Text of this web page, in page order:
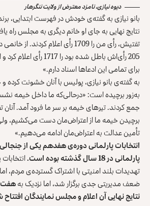
دیوه نیازی، نامزد معترض از ولایت ننگرهار
بانو نیازی به گفته‌ی خودش در فهرست ابتدایی،
نتایج نهایی به جای او خانم دیگری به مجلس راه
تفتیش، رأی من را 1709 رأی اعلام
205 رأی‌اش باطل شده بود
برای تمامی این ادعاها اسناد دارم.»
به گفته‌ی بانو نیازی، پولیس با آنان خشونت کرده
به‌زور برچیده است: «در‌حالی‌که ما داخل خیمه
جمع کردند. تیرهای خیمه بر سر ما فرود آمد. آنان
برچیدن خیمه ما از اعتراض‌مان دست می‌کشیم،
تأمین عدالت به اعتراض‌مان ادامه می‌دهیم.»
انتخابات پارلمانی دوره‌ی هفدهم یکی از
پارلمانی در 18 سال گذشته بوده است.
تهدیدات بلند امنیتی با اشتراک گسترده‌ی مردم،
ضعف مدیریتی جدی برگزار شد، اما نزدیک بههفت
نتایج نهایی آن اعلام و مجلس نمایندگان